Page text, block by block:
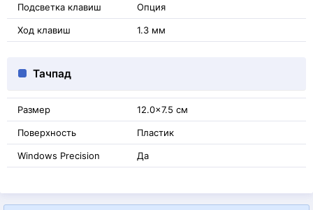
Подсветка клавиш Опция
Ход клавиш 1.3 мм
Тачпад
Размер 12.0x7.5 см
Поверхность Пластик
Windows Precision Да